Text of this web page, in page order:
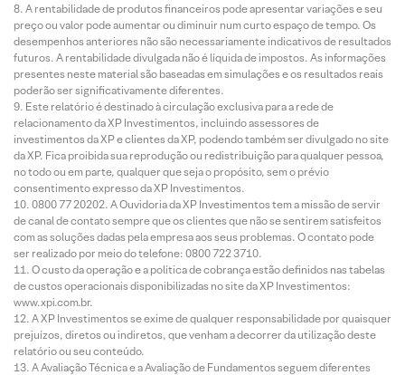
A rentabilidade de produtos financeiros pode apresentar variações e seu
preço ou valor pode aumentar ou diminuir num curto espaço de tempo. Os
desempenhos anteriores não são necessariamente indicativos de resultados
futuros. A rentabilidade divulgada não é líquida de impostos. As informações
presentes neste material são baseadas em simulações e os resultados reais
poderão ser significativamente diferentes.
Este relatório é destinado à circulação exclusiva para a rede de
relacionamento da XP Investimentos, incluindo assessores de
investimentos da XP e clientes da XP, podendo também ser divulgado no site
da XP. Fica proibida sua reprodução ou redistribuição para qualquer pessoa,
no todo ou em parte, qualquer que seja o propósito, sem o prévio
consentimento expresso da XP Investimentos.
0800 77 20202. A Ouvidoria da XP Investimentos tem a missão de servir
de canal de contato sempre que os clientes que não se sentirem satisfeitos
com as soluções dadas pela empresa aos seus problemas. O contato pode
ser realizado por meio do telefone: 0800 722 3710.
O custo da operação e a política de cobrança estão definidos nas tabelas
de custos operacionais disponibilizadas no site da XP Investimentos:
www.xpi.com.br.
A XP Investimentos se exime de qualquer responsabilidade por quaisquer
prejuízos, diretos ou indiretos, que venham a decorrer da utilização deste
relatório ou seu conteúdo.
A Avaliação Técnica e a Avaliação de Fundamentos seguem diferentes